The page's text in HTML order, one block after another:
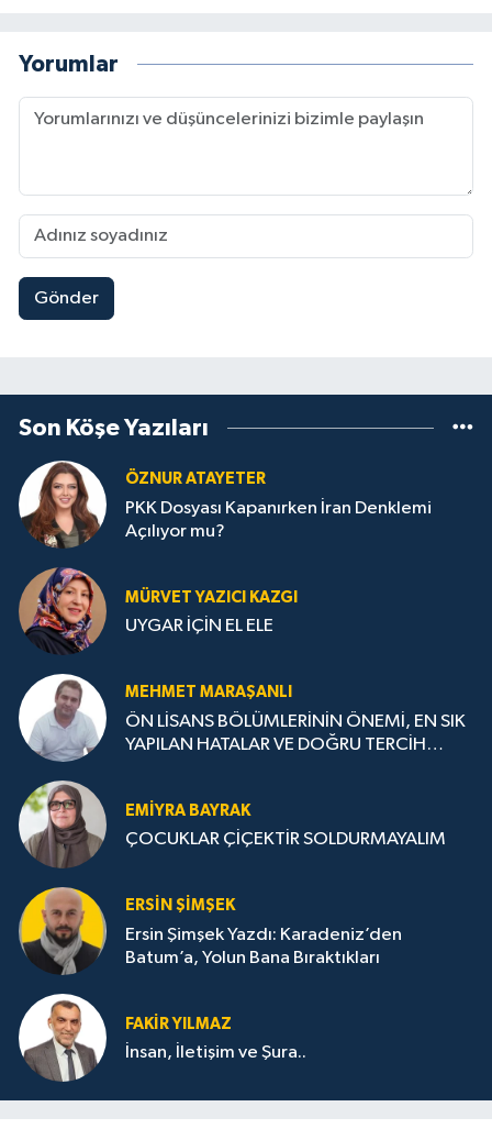
Yorumlar
Gönder
Son Köşe Yazıları
ÖZNUR ATAYETER
PKK Dosyası Kapanırken İran Denklemi
Açılıyor mu?
MÜRVET YAZICI KAZGI
UYGAR İÇİN EL ELE
MEHMET MARAŞANLI
ÖN LİSANS BÖLÜMLERİNİN ÖNEMİ, EN SIK
YAPILAN HATALAR VE DOĞRU TERCİH
EMIYRA BAYRAK
ÇOCUKLAR ÇİÇEKTİR SOLDURMAYALIM
ERSIN ŞIMŞEK
Ersin Şimşek Yazdı: Karadeniz’den
Batum’a, Yolun Bana Bıraktıkları
FAKIR YILMAZ
İnsan, İletişim ve Şura..